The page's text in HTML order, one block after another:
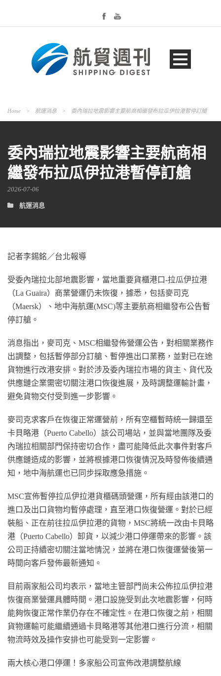
Home > 航運消息 > 委內瑞拉地震影響主要航商相繼發布拉瓜伊拉港暫停訂艙
委內瑞拉地震影響主要航商相
繼發布拉瓜伊拉港暫停訂艙
2026-07-06
航運消息
記者李錫銘／台北報導
受委內瑞拉北部地震影響，當地重要貨櫃港口-拉瓜伊拉港
（La Guaira）商業營運仍未恢復，據悉，包括麥司克
（Maersk）、地中海航運(MSC)等主要航商相繼發布公告暫
停訂艙。
消息指出，麥司克、MSC相繼發佈營運公告，對相關業務作
出調整，包括暫停部分訂艙、暫停進出口業務，並對已在途
貨物進行改港安排。對於涉及委內瑞拉市場的貨主、貨代及
供應鏈企業需密切關注港口恢復進展，及時調整運輸計畫，
避免貨物交付受到進一步影響。
麥司克求客戶在恢復正常運營前，所有空櫃暫時統一歸還至
卡貝略港（Puerto Cabello）該公司場站，並與當地團隊及委
內瑞拉相關部門保持密切合作，盡可能降低此次事件對客戶
供應鏈造成的影響，並將根據港口恢復情況及時發佈後續通
知，地中海航運也已同步採取應急措施。
MSC宣佈暫停拉瓜伊拉港貨櫃碼頭營運，所有經由該港口的
進口及出口貨物均暫停處理，直至港口恢復營運。對於已經
裝船、正在前往拉瓜伊拉港的貨物，MSC將統一改由卡貝略
港（Puerto Cabello）卸貨，以減少港口停運帶來的影響。該
公司正持續密切關注當地情況，並將在港口恢復運營後第一
時間向客戶發佈最新通知。
目前兩家船公司均表示，當地主管部門尚未公佈拉瓜伊拉港
恢復商業營運具體時間。港口設施受到此次地震影響，何時
能夠恢復正常作業仍存在不確定性。在港口恢復之前，相關
貨物運輸可能繼續通過卡貝略港等其他港口進行分流，相關
物流時效及操作安排也可能受到一定影響。
兩大核心港口停運！多家船公司宣佈改港調整航線